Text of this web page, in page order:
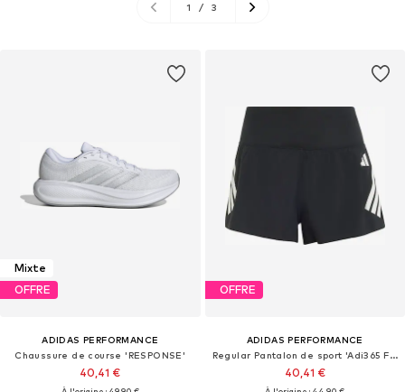
Mixte
OFFRE
ADIDAS PERFORMANCE
Chaussure de course 'RESPONSE'
40,41 €
OFFRE
ADIDAS PERFORMANCE
Regular Pantalon de sport 'Adi365 Formotion'
40,41 €
1 / 3